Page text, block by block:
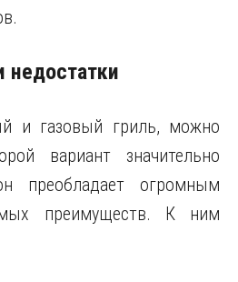
и газовый гриль, можно
вариант значительно
преобладает огромным
преимуществ. К ним